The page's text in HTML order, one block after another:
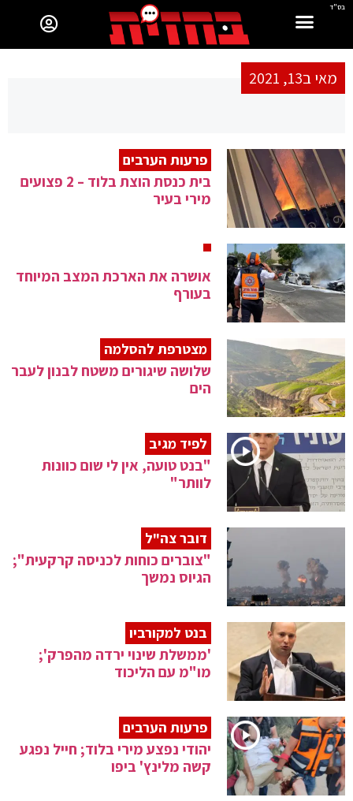
בס"ד
מאי ב13, 2021
פרעות הערבים
בית כנסת הוצת בלוד – 2 פצועים
מירי בעיר
אושרה את הארכת המצב המיוחד
בעורף
מצטרפת להסלמה
שלושה שיגורים משטח לבנון לעבר
הים
לפיד מגיב
"בנט טועה, אין לי שום כוונות
לוותר"
דובר צה"ל
"צוברים כוחות לכניסה קרקעית";
הגיוס נמשך
בנט למקורביו
'ממשלת שינוי ירדה מהפרק';
מו"מ עם הליכוד
פרעות הערבים
יהודי נפצע מירי בלוד; חייל נפגע
קשה מלינץ' ביפו